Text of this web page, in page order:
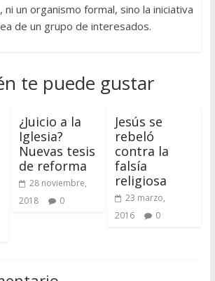
ni un organismo formal, sino la iniciativa
de un grupo de interesados.
te puede gustar
¿Juicio a la
Iglesia?
Nuevas tesis
de reforma
28 noviembre,
2018
0
Jesús se
rebeló
contra la
falsía
religiosa
23 marzo,
2016
0